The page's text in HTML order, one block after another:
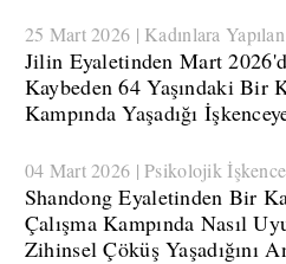
25 Mart 2026 | Kadınlara
​Jilin Eyaletinden Mart
Kaybeden 64 Yaşındaki Bir
Kampında Yaşadığı
04 Mart 2026 | Psikolojik İşkence
​Shandong Eyaletinden Bir
Çalışma Kampında Nasıl
Zihinsel Çöküş Yaşadığını